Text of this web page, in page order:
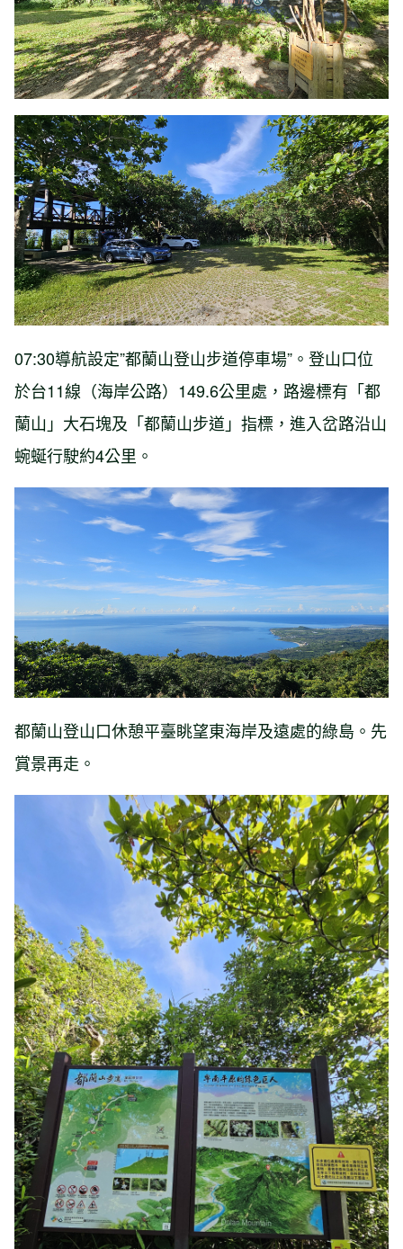
07:30導航設定”都蘭山登山步道停車場”。登山口位
於台11線（海岸公路）149.6公里處，路邊標有「都
蘭山」大石塊及「都蘭山步道」指標，進入岔路沿山
蜿蜒行駛約4公里。
都蘭山登山口休憩平臺眺望東海岸及遠處的綠島。先
賞景再走。